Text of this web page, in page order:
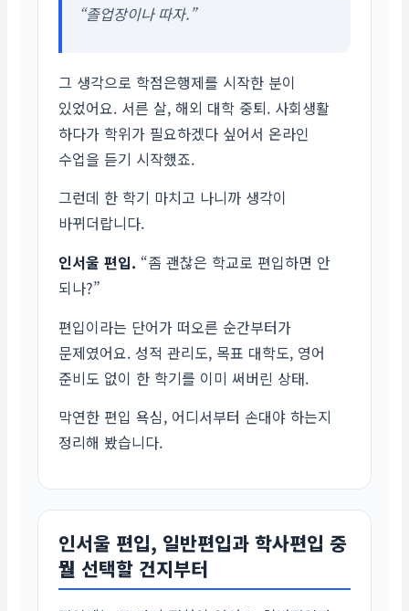
“졸업장이나 따자.”
그 생각으로 학점은행제를 시작한 분이
있었어요. 서른 살, 해외 대학 중퇴. 사회생활
하다가 학위가 필요하겠다 싶어서 온라인
수업을 듣기 시작했죠.
그런데 한 학기 마치고 나니까 생각이
바뀌더랍니다.
인서울 편입. “좀 괜찮은 학교로 편입하면 안
되나?”
편입이라는 단어가 떠오른 순간부터가
문제였어요. 성적 관리도, 목표 대학도, 영어
준비도 없이 한 학기를 이미 써버린 상태.
막연한 편입 욕심, 어디서부터 손대야 하는지
정리해 봤습니다.
인서울 편입, 일반편입과 학사편입 중
뭘 선택할 건지부터